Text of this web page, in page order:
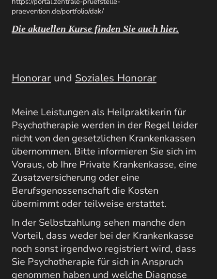
praevention.de/portfolio/dak/
Die aktuellen Kurse finden Sie auch hier.
Honorar und Soziales Honorar
Meine Leistungen als Heilpraktikerin für
Psychotherapie werden in der Regel leider
nicht von den gesetzlichen Krankenkassen
übernommen. Bitte informieren Sie sich im
Voraus, ob Ihre Private Krankenkasse, eine
Zusatzversicherung oder eine
Berufsgenossenschaft die Kosten
übernimmt oder teilweise erstattet.
In der Selbstzahlung sehen manche den
Vorteil, dass weder bei der Krankenkasse
noch sonst irgendwo registriert wird, dass
Sie Psychotherapie für sich in Anspruch
genommen haben und welche Diagnose